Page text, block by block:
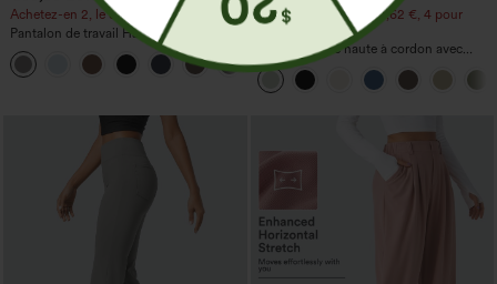
Achetez-en 2, le 3e est offert
Pantalon de travail Halara Flex™
DayStretch à taille haute, avec poches et
coupe droite
Achetez-en 2 pour 52,62 €, 4 pour
105,24 €
Pantalon taille haute à cordon avec
poches, jambe large et coupe ample,
style décontracté, effet lin